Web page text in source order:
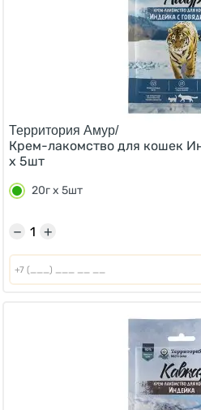
Территория Амур/
Крем-лакомство для кошек
х 5шт
20г х 5шт
+
−